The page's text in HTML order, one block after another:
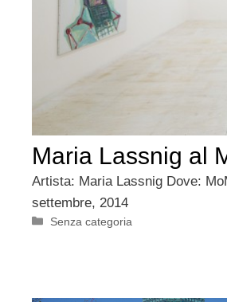
Maria Lassnig al
Artista: Maria Lassnig Dove:
settembre, 2014
Categorie
Senza categoria